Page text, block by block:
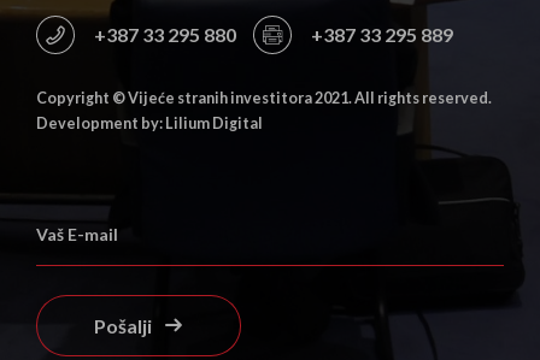
+387 33 295 880 +387 33 295 889
Copyright © Vijeće stranih investitora 2021. All rights reserved.
Development by: Lilium Digital
Pošalji